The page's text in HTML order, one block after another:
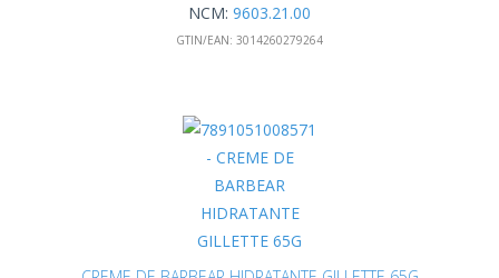
NCM: 9603.21.00
GTIN/EAN: 3014260279264